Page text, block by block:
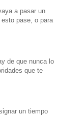
a pasar un
pase, o para
de que nunca lo
que te
un tiempo